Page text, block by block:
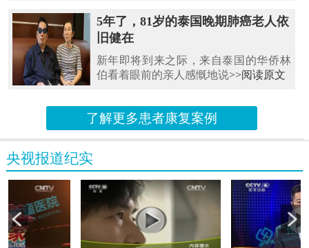
5年了，81岁的泰国晚期肺癌老人依
旧健在
新年即将到来之际，来自泰国的华侨林
伯看着眼前的亲人感慨地说>>阅读原文
了解更多患者康复案例
央视报道纪实